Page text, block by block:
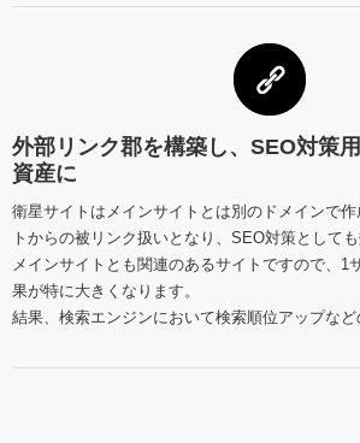
外部リンク郡を構築し、SEO対策
資産に
衛星サイトはメインサイトとは別のドメインで
トからの被リンク扱いとなり、SEO対策としても
メインサイトとも関連のあるサイトですので、1
果が特に大きくなります。
結果、検索エンジンにおいて検索順位アップなど